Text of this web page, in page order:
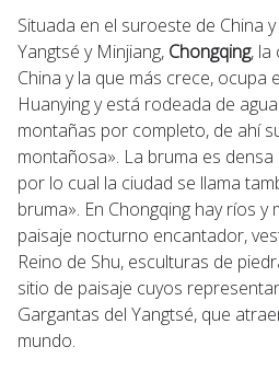
Situada en el suroeste de China
Yangtsé y Minjiang, Chongqing, la
China y la que más crece, ocupa
Huanying y está rodeada de
montañas por completo, de ahí
montañosa». La bruma es
por lo cual la ciudad se llama
bruma». En Chongqing hay ríos
paisaje nocturno encantador,
Reino de Shu, esculturas de
sitio de paisaje cuyos
Gargantas del Yangtsé, que
mundo.